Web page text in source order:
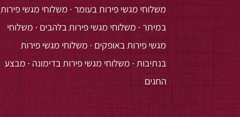
משלוחי מגשי פירות בעומר· משלוחי מגשי פירות
במיתר· משלוחי מגשי פירות בלהבים · משלוחי
מגשי פירות באופקים · משלוחי מגשי פירות
בנתיבות· משלוחי מגשי פירות בדימונה · מבצע
החגים